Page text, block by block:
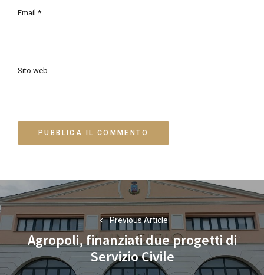
Email *
Sito web
Navigazione
articoli
Previous Article
Previous
post:
Agropoli, finanziati due progetti di
Servizio Civile